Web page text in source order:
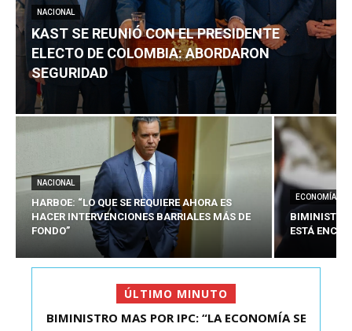
NACIONAL
KAST SE REUNIÓ CON EL PRESIDENTE
ELECTO DE COLOMBIA: ABORDARON
SEGURIDAD
NACIONAL
HARBOE: “LO QUE SE REQUIERE AHORA ES
HACER INTERVENCIONES BARRIALES MÁS DE
FONDO”
ECONOMÍA
BIMINISTRO
ESTÁ
ÚLTIMO MINUTO
KAST SE REUNIÓ CON EL PRESIDENTE ELECTO DE
BIMINISTRO MAS POR IPC: “LA ECONOMÍA SE